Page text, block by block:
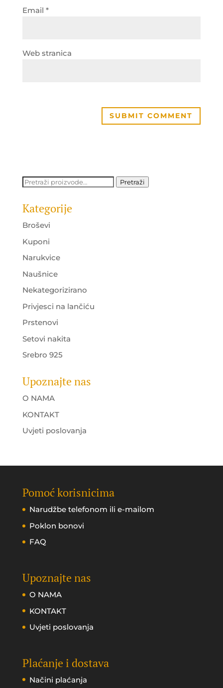
Email *
Web stranica
Pretraži: Pretraži
Kategorije
Broševi
Kuponi
Narukvice
Naušnice
Nekategorizirano
Privjesci na lančiću
Prstenovi
Setovi nakita
Srebro 925
Upoznajte nas
O NAMA
KONTAKT
Uvjeti poslovanja
Pomoć korisnicima
Narudžbe telefonom ili e-mailom
Poklon bonovi
FAQ
Upoznajte nas
O NAMA
KONTAKT
Uvjeti poslovanja
Plaćanje i dostava
Načini plaćanja